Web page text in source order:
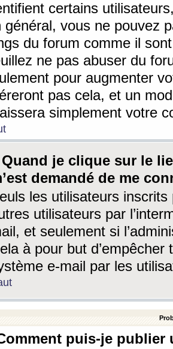
certains
général, vous ne pouvez
du forum comme il
ne pas abuser du
pour augmenter
pas cela, et un
simplement votre
Quand je clique sur le
demandé de me
les utilisateurs
utilisateurs par
et seulement si
à pour but
e-mail par les
puis-je